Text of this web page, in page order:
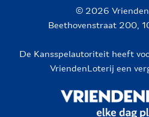
© 2026
Beethovenstraat 200,
De Kansspelautoriteit heeft
VriendenLoterij een